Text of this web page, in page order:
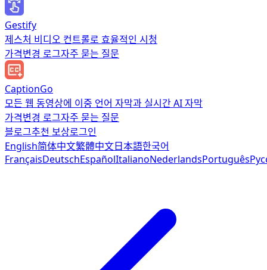
Gestify
제스처 비디오 컨트롤로 효율적인 시청
가격변경 로그자주 묻는 질문
CaptionGo
모든 웹 동영상에 이중 언어 자막과 실시간 AI 자막
가격변경 로그자주 묻는 질문
블로그추천 보상로그인
English简体中文繁體中文日本語한국어
FrançaisDeutschEspañolItalianoNederlandsPortuguês